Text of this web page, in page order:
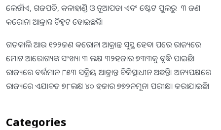
ଲେଖାଁଏ, ଗଜପତି, କଳାହାଣ୍ଡି ଓ ନୂଆପଡା ଏବଂ ଷ୍ଟେଟ ପୁଲରୁ ୩ ଜଣ
କରୋନା ଆକ୍ରାନ୍ତ ଚିହ୍ନଟ ହୋଇଛନ୍ତି।
ଗତକାଲି ଆଉ ୧୨୨ଜଣ କରୋନା ଆକ୍ରାନ୍ତ ସୁସ୍ଥ ହେବା ପରେ ରାଜ୍ୟରେ
ମୋଟ ଆରୋଗ୍ୟଙ୍କ ସଂଖ୍ୟା ୩ ଲକ୍ଷ ୩୨ହଜାର ୭୩୩କୁ ବୃଦ୍ଧି ପାଇଛି।
ରାଜ୍ୟରେ ବର୍ତ୍ତମାନ ୮୫୩ ସକ୍ରିୟ ଆକ୍ରାନ୍ତ ଚିକିତ୍ସାଧୀନ ଅଛନ୍ତି। ଅନ୍ୟପକ୍ଷରେ
ରାଜ୍ୟରେ ଏଯାବତ ୭୮ଲକ୍ଷ ୪୦ ହଜାର ୭୭୨ନମୂନା ପରୀକ୍ଷା କରାଯାଇଛି।
Categories